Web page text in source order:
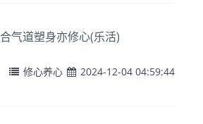
合气道塑身亦修心(乐活)
修心养心 2024-12-04 04:59:44